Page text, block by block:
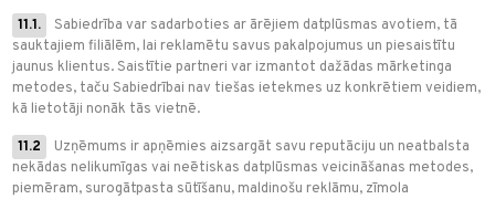
11.1.
Sabiedrība var sadarboties ar ārējiem datplūsmas avotiem, tā
sauktajiem filiālēm, lai reklamētu savus pakalpojumus un piesaistītu
jaunus klientus. Saistītie partneri var izmantot dažādas mārketinga
metodes, taču Sabiedrībai nav tiešas ietekmes uz konkrētiem veidiem,
kā lietotāji nonāk tās vietnē.
11.2
Uzņēmums ir apņēmies aizsargāt savu reputāciju un neatbalsta
nekādas nelikumīgas vai neētiskas datplūsmas veicināšanas metodes,
piemēram, surogātpasta sūtīšanu, maldinošu reklāmu, zīmola